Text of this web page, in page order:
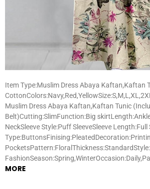
Item Type:Muslim Dress Abaya Kaftan,Kaftan
Muslim Dress Abaya Kaftan,Kaftan Tunic
Belt)Cutting:SlimFunction:Big
NeckSleeve Style:Puff SleeveSleeve Length:Full
MORE